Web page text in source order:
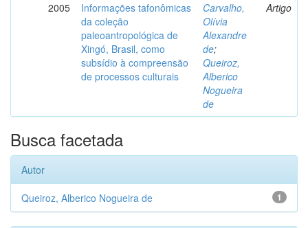
2005
Informações tafonômicas
da coleção
paleoantropológica de
Xingó, Brasil, como
subsídio à compreensão
de processos culturais
Carvalho,
Olívia
Alexandre
de;
Queiroz,
Alberico
Nogueira
de
Artigo
Busca facetada
Autor
1
Queiroz, Alberico Nogueira de